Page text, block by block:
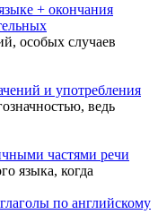
+ окончания
особых случаев
и употребления
ведь
частями речи
языка, когда